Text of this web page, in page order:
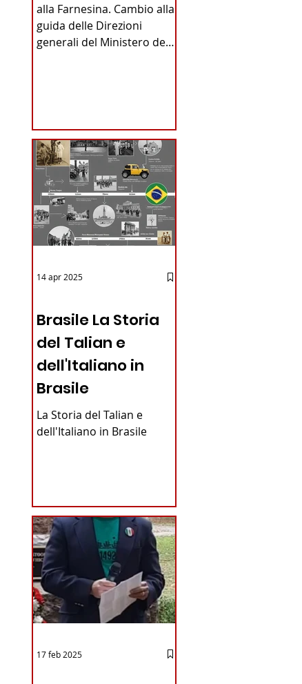
alla Farnesina. Cambio alla
guida delle Direzioni
generali del Ministero degli
proposte dal ministro
Antonio Tajani . NUOVA
DIREZIONE GENERALE
DELLA FARNESINA
Brasile La Storia
del Talian e
dell'Italiano in
Brasile
La Storia del Talian e
dell'Italiano in Brasile
14 apr 2025
17 feb 2025